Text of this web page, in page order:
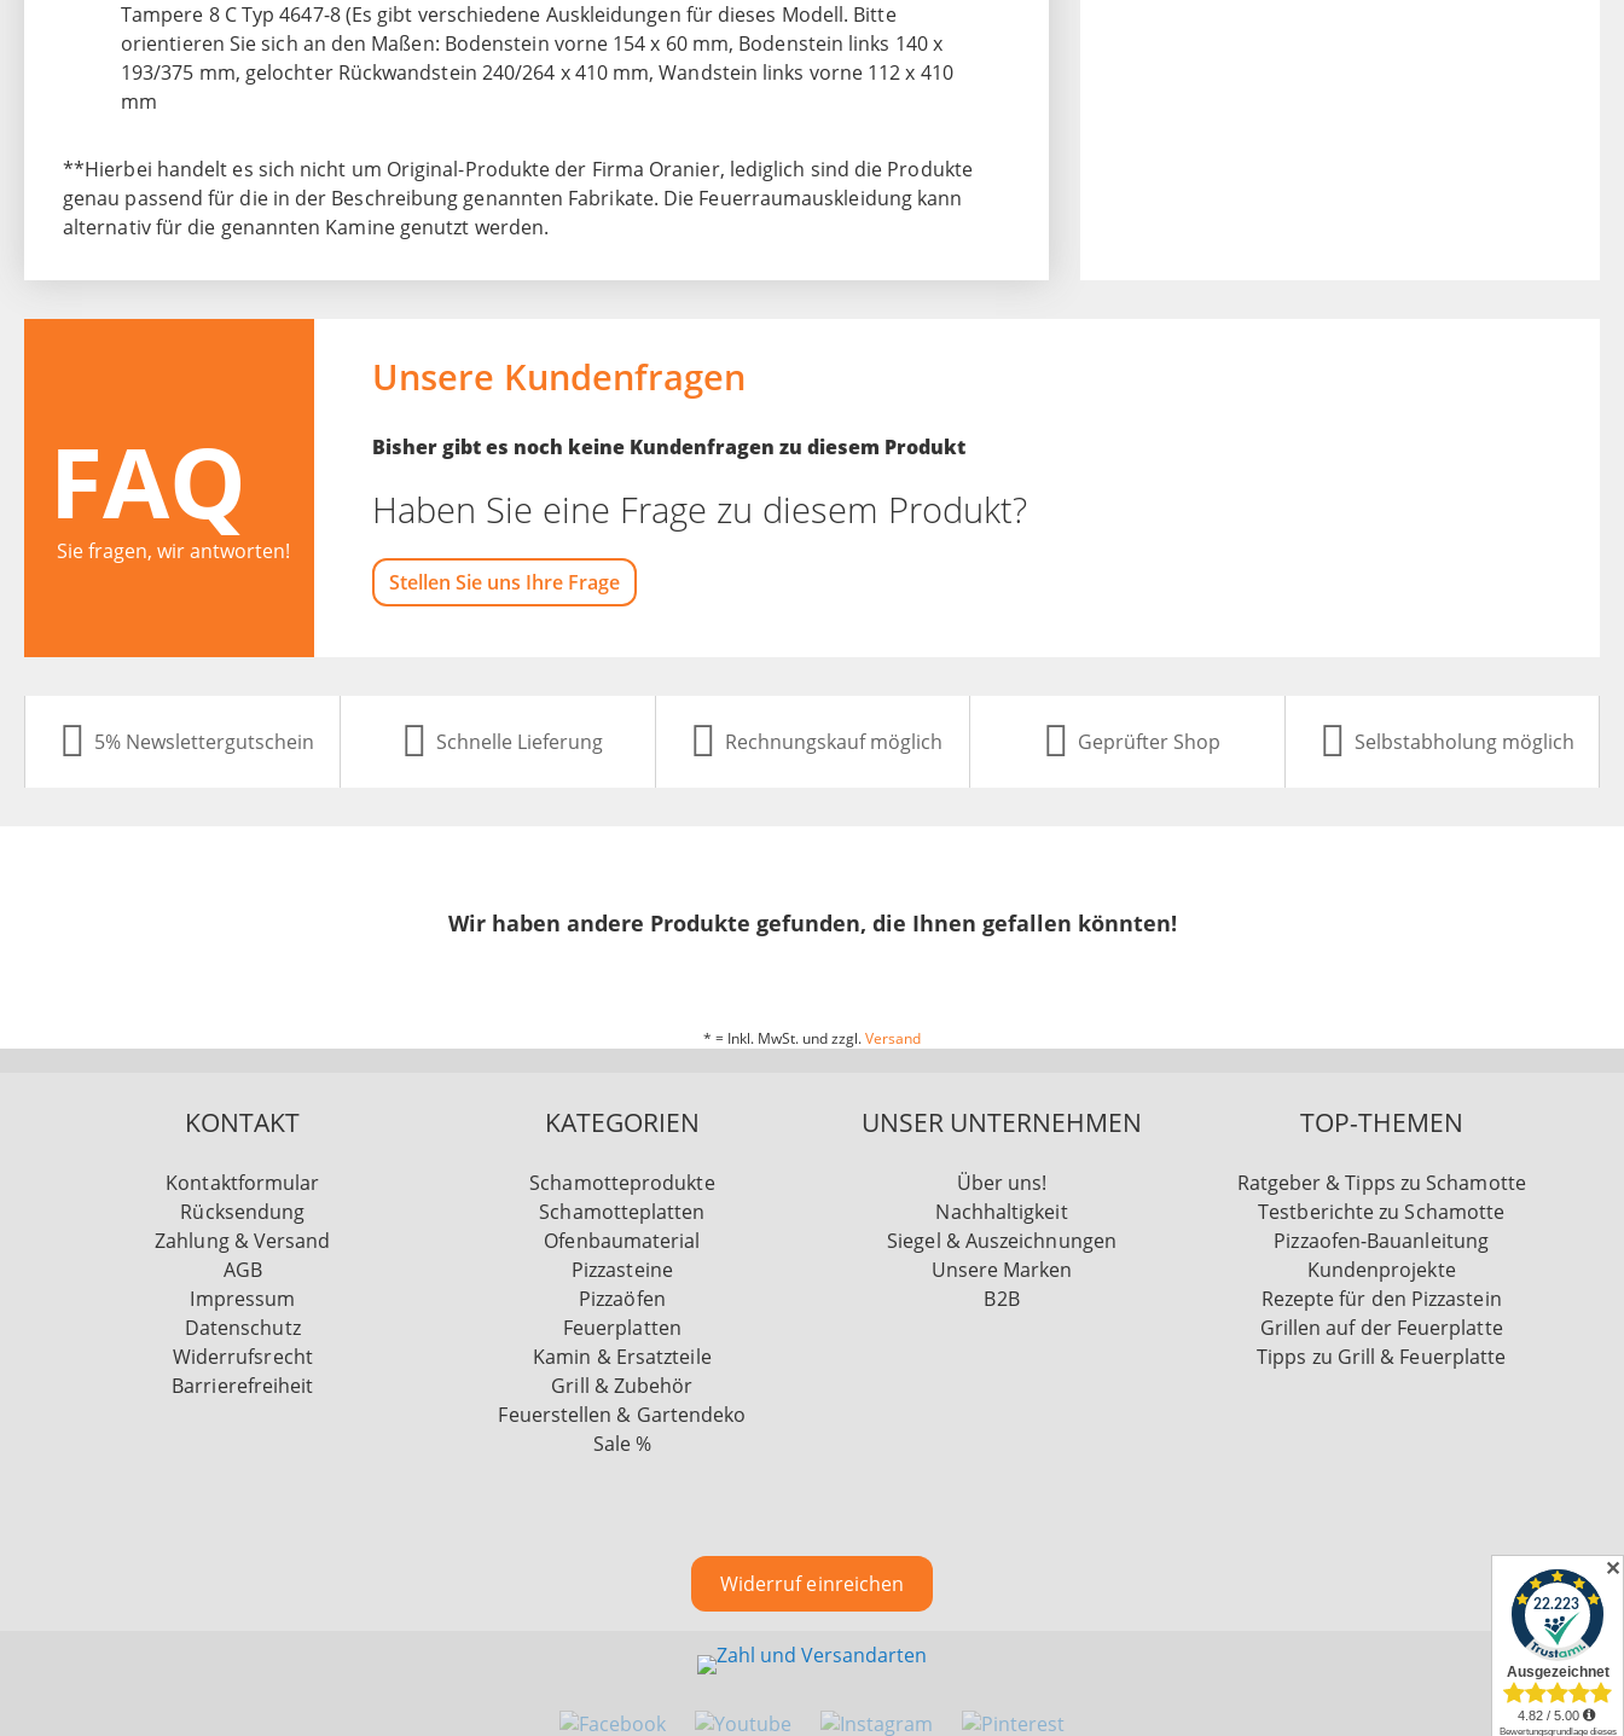
Tampere 8 C Typ 4647-8 (Es gibt verschiedene Auskleidungen für dieses Modell. Bitte
orientieren Sie sich an den Maßen: Bodenstein vorne 154 x 60 mm, Bodenstein links 140 x
193/375 mm, gelochter Rückwandstein 240/264 x 410 mm, Wandstein links vorne 112 x 410
mm
**Hierbei handelt es sich nicht um Original-Produkte der Firma Oranier, lediglich sind die Produkte
genau passend für die in der Beschreibung genannten Fabrikate. Die Feuerraumauskleidung kann
alternativ für die genannten Kamine genutzt werden.
FAQ
Sie fragen, wir antworten!
Unsere Kundenfragen
Bisher gibt es noch keine Kundenfragen zu diesem Produkt
Haben Sie eine Frage zu diesem Produkt?
Stellen Sie uns Ihre Frage
5% Newslettergutschein Schnelle Lieferung Rechnungskauf möglich Geprüfter Shop Selbstabholung möglich
Wir haben andere Produkte gefunden, die Ihnen gefallen könnten!
* = Inkl. MwSt. und zzgl.Versand
KONTAKT
Kontaktformular
Rücksendung
Zahlung & Versand
AGB
Impressum
Datenschutz
Widerrufsrecht
Barrierefreiheit
KATEGORIEN
Schamotteprodukte
Schamotteplatten
Ofenbaumaterial
Pizzasteine
Pizzaöfen
Feuerplatten
Kamin & Ersatzteile
Grill & Zubehör
Feuerstellen & Gartendeko
Sale %
UNSER UNTERNEHMEN
Über uns!
Nachhaltigkeit
Siegel & Auszeichnungen
Unsere Marken
B2B
TOP-THEMEN
Ratgeber & Tipps zu Schamotte
Testberichte zu Schamotte
Pizzaofen-Bauanleitung
Kundenprojekte
Rezepte für den Pizzastein
Grillen auf der Feuerplatte
Tipps zu Grill & Feuerplatte
Widerruf einreichen
✕